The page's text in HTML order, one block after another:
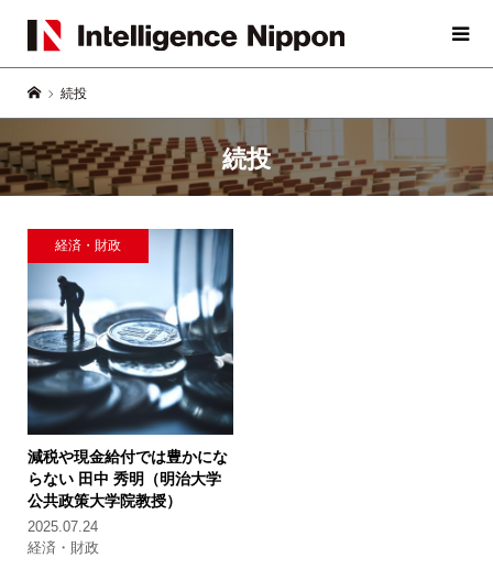
続投
続投
経済・財政
減税や現金給付では豊かにな
らない田中 秀明（明治大学
公共政策大学院教授）
2025.07.24
経済・財政